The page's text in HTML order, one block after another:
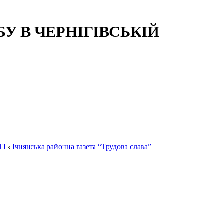
ЧЕРНІГІВСЬКІЙ
‹ Ічнянська районна газета “Трудова слава”